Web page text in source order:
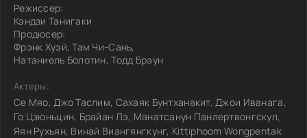
Режиссер:
Кэндзи Танигаки
Продюсер:
Фрэнк Хуэй, Там Чи-Сань,
Натаниель Болотин, Тодд Браун
Актеры:
Се Мяо, Джо Таслим, Сахаяк Бунтханакит, Джои Иванага,
Го Цзюньцин, Брайан Лэ, Манатсанун Панлертвонгскул,
Яян Рухьян, Винай Виангянгкунг, Kittiphoom Wongpentak